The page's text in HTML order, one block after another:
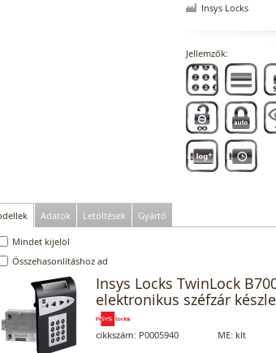
Insys Locks
Jellemzők:
Adatok Letöltések Gyártó
Mindet kijelöl
Összehasonlításhoz ad
Insys Locks TwinLock
elektronikus széfzár
cikkszám: P0005940 ME: klt